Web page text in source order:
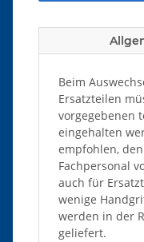
Beim
Ersatzteilen
vorgegebenen
eingehalten
empfohlen,
Fachpersonal
auch für
wenige
werden in der
geliefert.